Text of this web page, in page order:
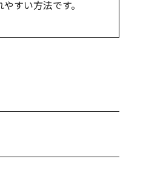
すい方法です。